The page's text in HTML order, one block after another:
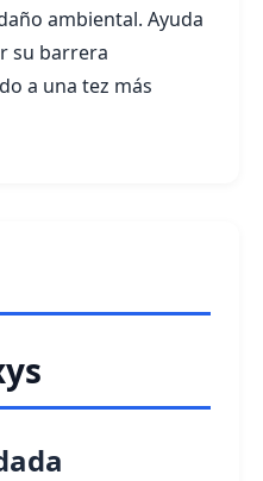
ambiental. Ayuda
su barrera
a una tez más